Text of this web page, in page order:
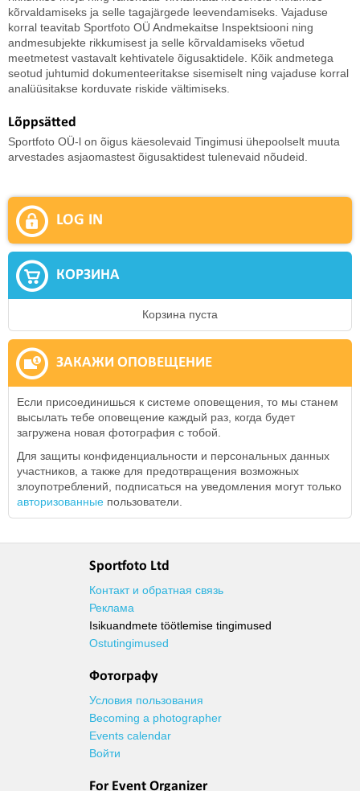
kõrvaldamiseks ja selle tagajärgede leevendamiseks. Vajaduse
korral teavitab Sportfoto OÜ Andmekaitse Inspektsiooni ning
andmesubjekte rikkumisest ja selle kõrvaldamiseks võetud
meetmetest vastavalt kehtivatele õigusaktidele. Kõik andmetega
seotud juhtumid dokumenteeritakse sisemiselt ning vajaduse korral
analüüsitakse korduvate riskide vältimiseks.
Lõppsätted
Sportfoto OÜ-l on õigus käesolevaid Tingimusi ühepoolselt muuta
arvestades asjaomastest õigusaktidest tulenevaid nõudeid.
LOG IN
КОРЗИНА
Корзина пуста
ЗАКАЖИ ОПОВЕЩЕНИЕ
Если присоединишься к системе оповещения, то мы станем
высылать тебе оповещение каждый раз, когда будет
загружена новая фотография с тобой.
Для защиты конфиденциальности и персональных данных
участников, а также для предотвращения возможных
злоупотреблений, подписаться на уведомления могут только
авторизованные пользователи.
Sportfoto Ltd
Контакт и обратная связь
Реклама
Isikuandmete töötlemise tingimused
Ostutingimused
Фотографу
Условия пользования
Becoming a photographer
Events calendar
Войти
For Event Organizer